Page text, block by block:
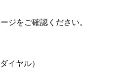
ご確認ください。
イヤル）